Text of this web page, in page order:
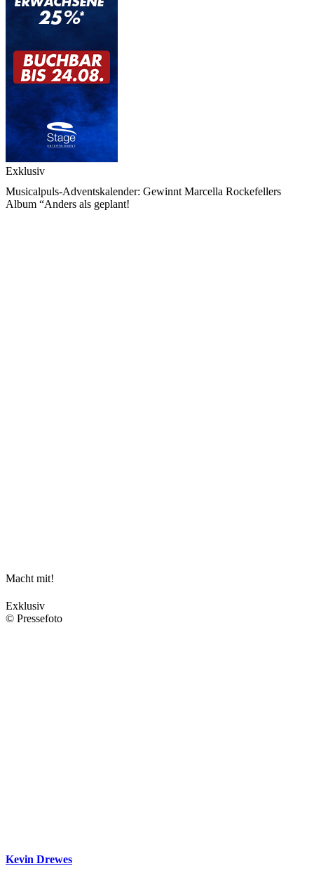
Exklusiv
Musicalpuls-Adventskalender: Gewinnt Marcella Rockefellers
Album “Anders als geplant!
Macht mit!
Exklusiv
© Pressefoto
Kevin Drewes